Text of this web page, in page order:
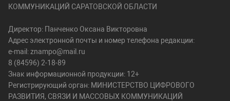
КОММУНИКАЦИЙ САРАТОВСКОЙ ОБЛАСТИ
Директор: Панченко Оксана Викторовна
Адрес электронной почты и номер телефона редакции:
e-mail: znampo@mail.ru
8 (84596) 2-18-89
Знак информационной продукции: 12+
Регистрирующий орган: МИНИСТЕРСТВО ЦИФРОВОГО
РАЗВИТИЯ, СВЯЗИ И МАССОВЫХ КОММУНИКАЦИЙ